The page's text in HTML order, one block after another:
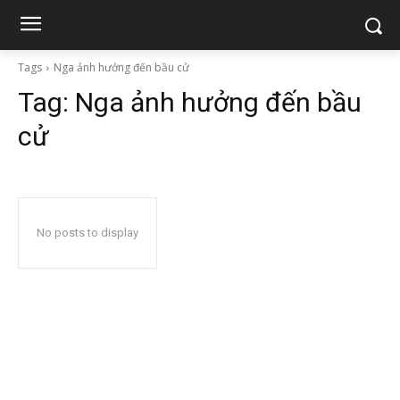
Tags Nga ảnh hưởng đến bầu cử
Tag: Nga ảnh hưởng đến bầu
cử
No posts to display